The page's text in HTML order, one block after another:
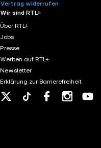
Vertrag widerrufen
Wir sind RTL+
Über RTL+
Jobs
Presse
Werben auf RTL+
Newsletter
Erklärung zur Barrierefreiheit
Tiktok FacebookInstagram